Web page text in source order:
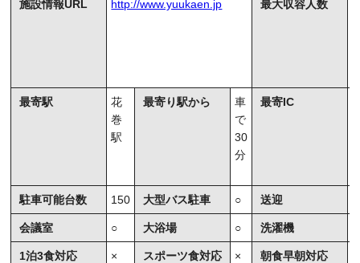
施設情報URL http://www.yuukaen.jp 最大収容人数
最寄駅
花
巻
駅
最寄り駅から
車
で
30
分
最寄IC
駐車可能台数 150 大型バス駐車 ○ 送迎
会議室 ○ 大浴場 ○ 洗濯機
1泊3食対応 × スポーツ食対応 × 朝食早朝対応